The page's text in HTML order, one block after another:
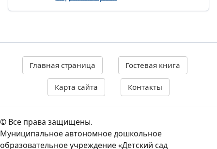
Главная страница Гостевая книга
Карта сайта Контакты
© Все права защищены.
Муниципальное автономное дошкольное
образовательное учреждение «Детский сад